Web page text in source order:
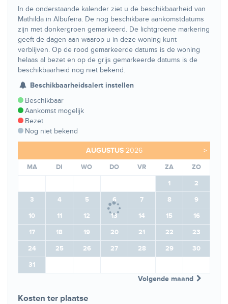
In de onderstaande kalender ziet u de beschikbaarheid van
Mathilda in Albufeira. De nog beschikbare aankomstdatums
zijn met donkergroen gemarkeerd. De lichtgroene markering
geeft de dagen aan waarop u in deze woning kunt
verblijven. Op de rood gemarkeerde datums is de woning
helaas al bezet en op de grijs gemarkeerde datums is de
beschikbaarheid nog niet bekend.
Beschikbaarheidsalert instellen
Beschikbaar
Aankomst mogelijk
Bezet
Nog niet bekend
>
AUGUSTUS 2026
MA DI WO DO VR ZA
ZO
1
2
3
4 5 6 7 8
9
10
11 12 13 14 15
16
17
18 19 20 21 22
23
24
25 26 27 28 29
30
31
Volgende maand
Kosten ter plaatse